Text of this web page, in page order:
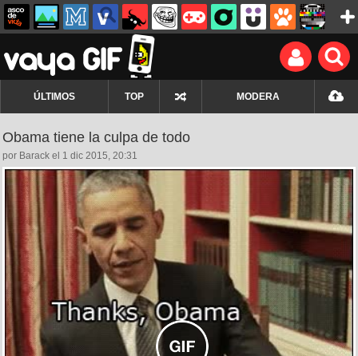
ÚLTIMOS TOP MODERA
Obama tiene la culpa de todo
por Barack el 1 dic 2015, 20:31